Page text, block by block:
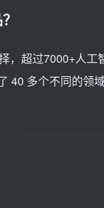
，超过7000+人
40 多个不同的领